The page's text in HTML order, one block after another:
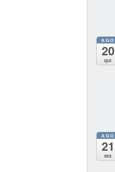
AGO
20
qui
AGO
21
sex